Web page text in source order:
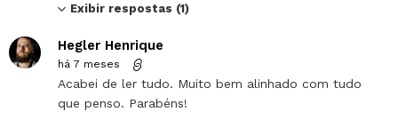
Exibir respostas (1)
Hegler Henrique
há 7 meses
Acabei de ler tudo. Muito bem alinhado com tudo
que penso. Parabéns!